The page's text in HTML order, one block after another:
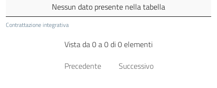
Contrattazione integrativa
Nessun dato presente nella tabella
Vista da 0 a 0 di 0 elementi
Precedente
Successivo